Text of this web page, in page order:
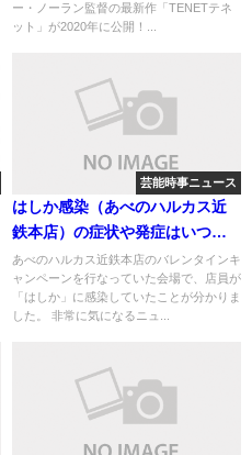
ー・ノーラン監督の最新作「TENETテネ
ット」が2020年に公開！...
芸能時事ニュース
はしか感染（あべのハルカス近
鉄本店）の症状や発症はいつ？
空気感染する？
あべのハルカス近鉄本店のバレンタインキ
ャンペーンを行なっていた会場で、店員が
「はしか」に感染していたことが分かりま
した。 非常に気になるニュ...